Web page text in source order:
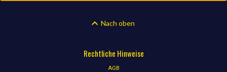
Nach oben
Rechtliche Hinweise
AGB